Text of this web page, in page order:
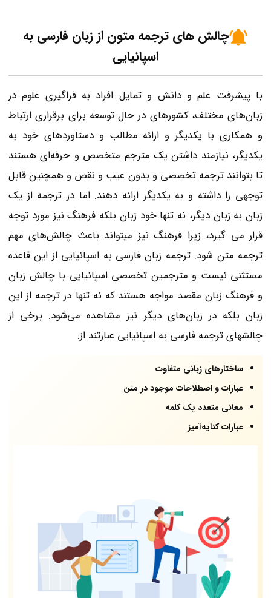
چالش های ترجمه متون از زبان فارسی به
اسپانیایی
با پیشرفت علم و دانش و تمایل افراد به فراگیری علوم در
زبان‌های مختلف، کشورهای در حال توسعه برای برقراری ارتباط
و همکاری با یکدیگر و ارائه مطالب و دستاوردهای خود به
یکدیگر، نیازمند داشتن یک مترجم متخصص و حرفه‌ای هستند
تا بتوانند ترجمه تخصصی و بدون عیب و نقص و همچنین قابل
توجهی را داشته و به یکدیگر ارائه دهند. اما در ترجمه از یک
زبان به زبان دیگر، نه تنها خود زبان بلکه فرهنگ نیز مورد توجه
قرار می گیرد، زیرا فرهنگ نیز میتواند باعث چالش‌های مهم
ترجمه متن شود. ترجمه زبان فارسی به اسپانیایی از این قاعده
مستثنی نیست و مترجمین تخصصی اسپانیایی با چالش زبان
و فرهنگ زبان مقصد مواجه هستند که نه تنها در ترجمه از این
زبان بلکه در زبان‌های دیگر نیز مشاهده می‌شود. برخی از
چالشهای ترجمه فارسی به اسپانیایی عبارتند از:
ساختارهای زبانی متفاوت
عبارات و اصطلاحات موجود در متن
معانی متعدد یک کلمه
عبارات کنایه‌آمیز